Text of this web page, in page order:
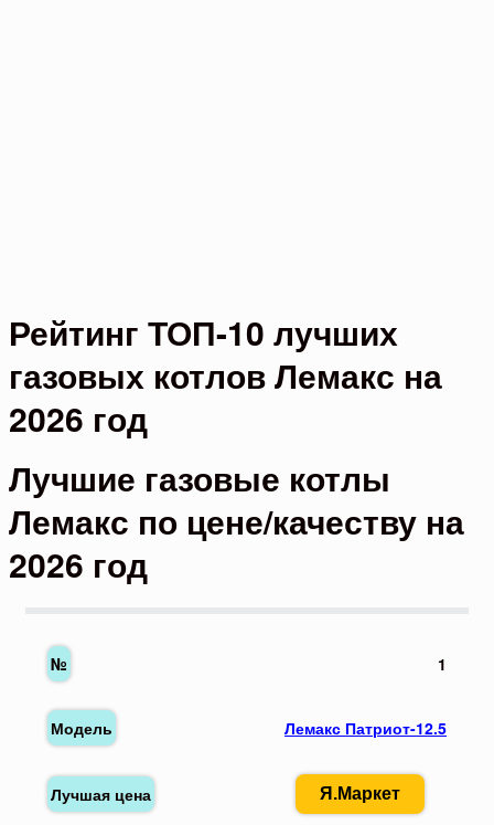
Рейтинг ТОП-10 лучших
газовых котлов Лемакс на
2026 год
Лучшие газовые котлы
Лемакс по цене/качеству на
2026 год
1
Лемакс Патриот-12.5
Я.Маркет